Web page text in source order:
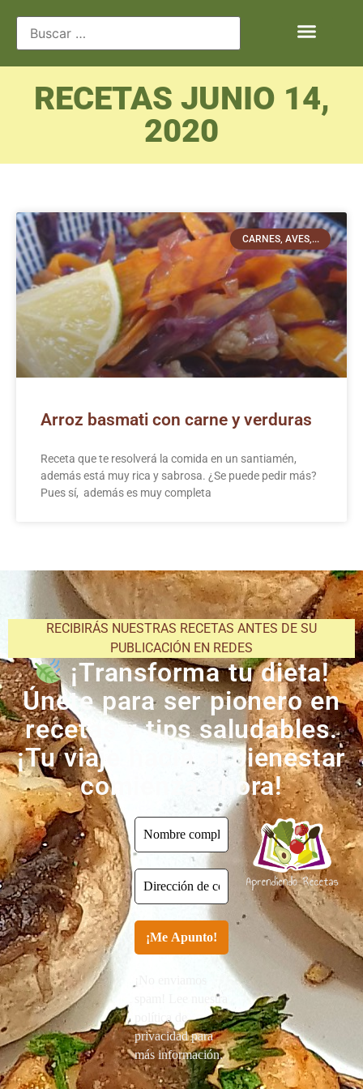
RECETAS JUNIO 14,
2020
CARNES, AVES,...
Arroz basmati con carne y verduras
Receta que te resolverá la comida en un santiamén,
además está muy rica y sabrosa. ¿Se puede pedir más?
Pues sí, además es muy completa
RECIBIRÁS NUESTRAS RECETAS ANTES DE SU
PUBLICACIÓN EN REDES
¡Transforma tu dieta!
Únete para ser pionero en
recetas y tips saludables.
¡Tu viaje hacia el bienestar
comienza ahora!
spam! Lee nuestra
política de
privacidad para
más información.